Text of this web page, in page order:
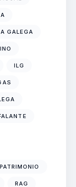
GALEGA
ILG
PATRIMONIO
RAG